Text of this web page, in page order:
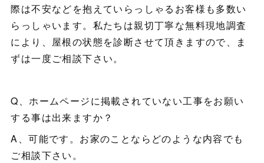
際は不安などを抱えていらっしゃるお客様も多数い
らっしゃいます。私たちは親切丁寧な無料現地調査
により、屋根の状態を診断させて頂きますので、ま
ずは一度ご相談下さい。
Q、ホームページに掲載されていない工事をお願い
する事は出来ますか？
A、可能です。お家のことならどのような内容でも
ご相談下さい。